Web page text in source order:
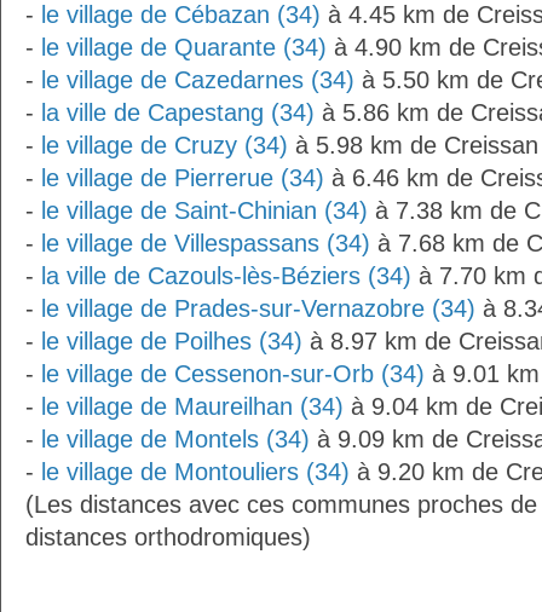
- le village de Cébazan (34) à 4.45 km de
- le village de Quarante (34) à 4.90 km de
- le village de Cazedarnes (34) à 5.50 km de
- la ville de Capestang (34) à 5.86 km de
- le village de Cruzy (34) à 5.98 km de Creissan
- le village de Pierrerue (34) à 6.46 km de
- le village de Saint-Chinian (34) à 7.38 km de
- le village de Villespassans (34) à 7.68 km de
- la ville de Cazouls-lès-Béziers (34) à 7.70 km
- le village de Prades-sur-Vernazobre (34) à
- le village de Poilhes (34) à 8.97 km de
- le village de Cessenon-sur-Orb (34) à 9.01
- le village de Maureilhan (34) à 9.04 km de
- le village de Montels (34) à 9.09 km de
- le village de Montouliers (34) à 9.20 km de
(Les distances avec ces communes proches
distances orthodromiques)